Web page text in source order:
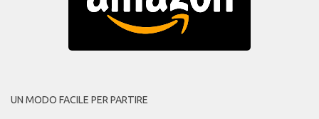
UN MODO FACILE PER PARTIRE